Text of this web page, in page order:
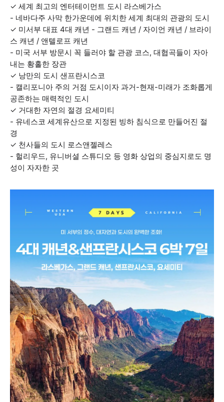
✓ 세계 최고의 엔터테이먼트 도시 라스베가스
- 네바다주 사막 한가운데에 위치한 세계 최대의 관광의 도시
✓ 미서부 대표 4대 캐년 - 그랜드 캐년 / 자이언 캐년 / 브라이
스 캐년 / 앤텔로프 캐년
- 미국 서부 방문시 꼭 들러야 할 관광 코스, 대협곡들이 자아
내는 황홀한 장관
✓ 낭만의 도시 샌프란시스코
- 캘리포니아 주의 거점 도시이자 과거-현재-미래가 조화롭게
공존하는 매력적인 도시
✓ 거대한 자연의 절경 요세미티
- 유네스코 세계유산으로 지정된 빙하 침식으로 만들어진 절
경
✓ 천사들의 도시 로스앤젤레스
- 헐리우드, 유니버셜 스튜디오 등 영화 상업의 중심지로도 명
성이 자자한 곳